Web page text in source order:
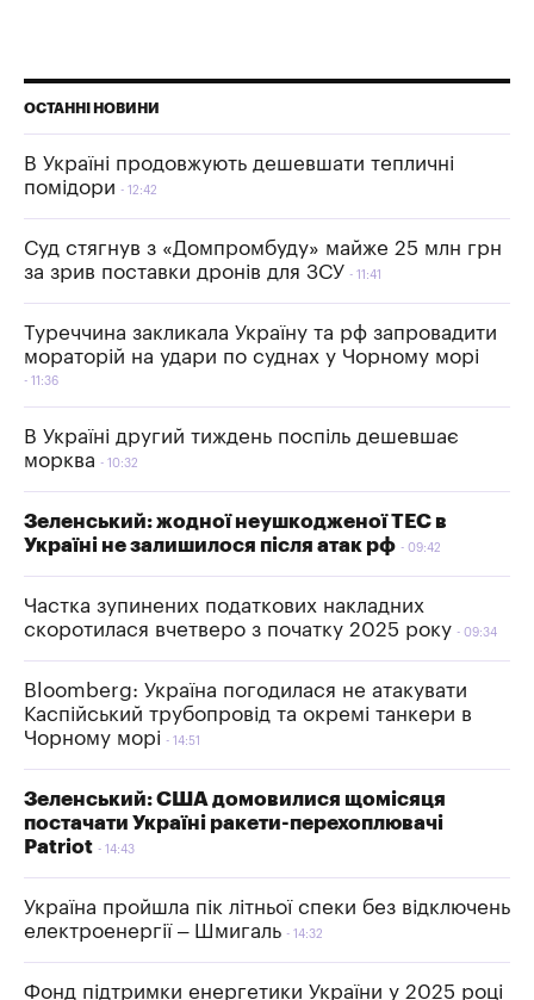
ОСТАННІ НОВИНИ
В Україні продовжують дешевшати тепличні
помідори
12:42
Суд стягнув з «Домпромбуду» майже 25 млн грн
за зрив поставки дронів для ЗСУ
11:41
Туреччина закликала Україну та рф запровадити
мораторій на удари по суднах у Чорному морі
11:36
В Україні другий тиждень поспіль дешевшає
морква
10:32
Зеленський: жодної неушкодженої ТЕС в
Україні не залишилося після атак рф
09:42
Частка зупинених податкових накладних
скоротилася вчетверо з початку 2025 року
09:34
Bloomberg: Україна погодилася не атакувати
Каспійський трубопровід та окремі танкери в
Чорному морі
14:51
Зеленський: США домовилися щомісяця
постачати Україні ракети-перехоплювачі
Patriot
14:43
Україна пройшла пік літньої спеки без відключень
електроенергії – Шмигаль
14:32
Фонд підтримки енергетики України у 2025 році